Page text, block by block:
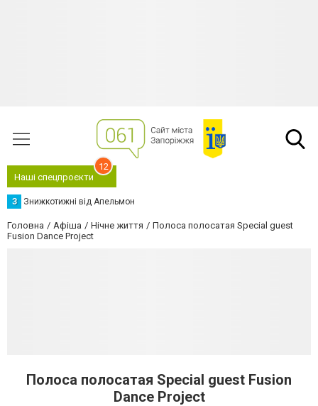
Наші спецпроєкти
12
З Знижкотижні від Апельмон
Головна Афіша Нічне життя
Полоса полосатая Special guest
Fusion Dance Project
Полоса полосатая Special guest Fusion
Dance Project